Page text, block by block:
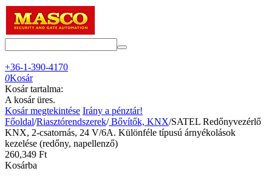
+36-1-390-4170
0Kosár
Kosár tartalma:
A kosár üres.
Kosár megtekintése Irány a pénztár!
Főoldal/Riasztórendszerek/Bővítők, KNX/SATEL Redőnyvezérlő
KNX, 2-csatornás, 24 V/6A. Különféle típusú árnyékolások
kezelése (redőny, napellenző)
260,349 Ft
Kosárba